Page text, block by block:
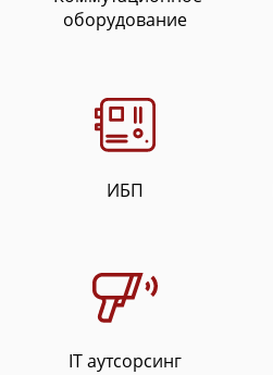
оборудование
ИБП
IT аутсорсинг